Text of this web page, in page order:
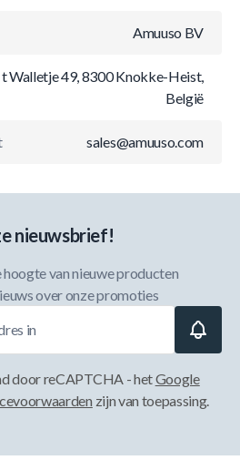
Amuuso BV
t Walletje 49, 8300 Knokke-Heist,
België
sales@amuuso.com
nieuwsbrief!
hoogte van nieuwe producten
over onze promoties
door reCAPTCHA - hetGoogle
zijn van toepassing.